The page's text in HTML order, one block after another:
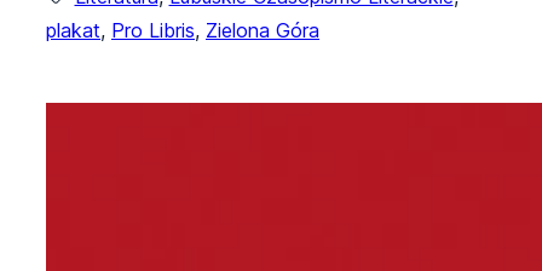
plakat, Pro Libris, Zielona Góra